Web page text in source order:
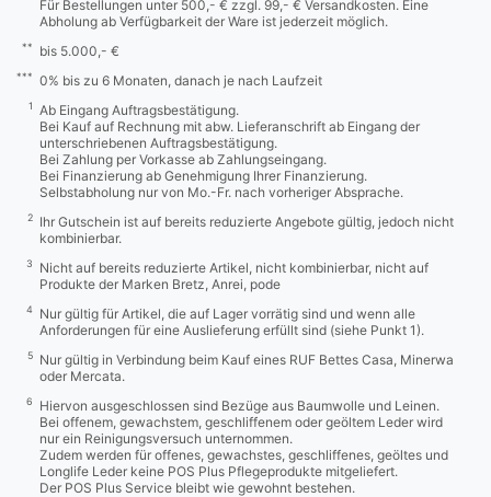
Für Bestellungen unter 500,- € zzgl. 99,- € Versandkosten. Eine
Abholung ab Verfügbarkeit der Ware ist jederzeit möglich.
** bis 5.000,- €
*** 0% bis zu 6 Monaten, danach je nach Laufzeit
1
Ab Eingang Auftragsbestätigung.
Bei Kauf auf Rechnung mit abw. Lieferanschrift ab Eingang der
unterschriebenen Auftragsbestätigung.
Bei Zahlung per Vorkasse ab Zahlungseingang.
Bei Finanzierung ab Genehmigung Ihrer Finanzierung.
Selbstabholung nur von Mo.-Fr. nach vorheriger Absprache.
2
Ihr Gutschein ist auf bereits reduzierte Angebote gültig, jedoch nicht
kombinierbar.
3
Nicht auf bereits reduzierte Artikel, nicht kombinierbar, nicht auf
Produkte der Marken Bretz, Anrei, pode
4
Nur gültig für Artikel, die auf Lager vorrätig sind und wenn alle
Anforderungen für eine Auslieferung erfüllt sind (siehe Punkt 1).
5
Nur gültig in Verbindung beim Kauf eines RUF Bettes Casa, Minerwa
oder Mercata.
6
Hiervon ausgeschlossen sind Bezüge aus Baumwolle und Leinen.
Bei offenem, gewachstem, geschliffenem oder geöltem Leder wird
nur ein Reinigungsversuch unternommen.
Zudem werden für offenes, gewachstes, geschliffenes, geöltes und
Longlife Leder keine POS Plus Pflegeprodukte mitgeliefert.
Der POS Plus Service bleibt wie gewohnt bestehen.